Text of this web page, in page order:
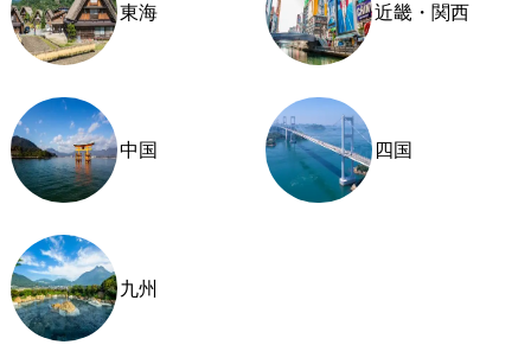
東海 近畿・関西
中国 四国
九州